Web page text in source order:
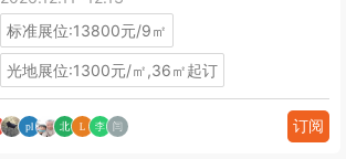
标准展位:13800元/9㎡
光地展位:1300元/㎡,36㎡起订
订阅